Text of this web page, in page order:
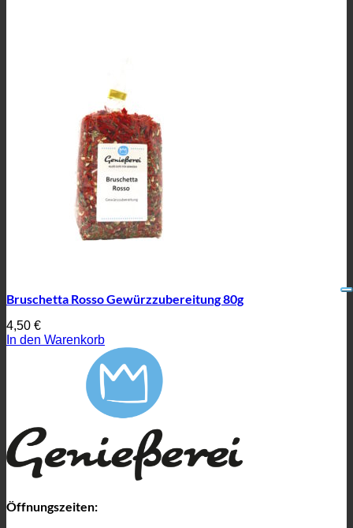
Bruschetta Rosso Gewürzzubereitung 80g
4,50 €
In den Warenkorb
Öffnungszeiten: